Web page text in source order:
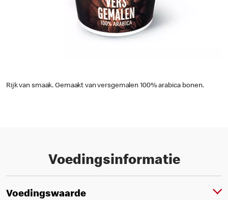
Rijk van smaak. Gemaakt van versgemalen 100% arabica bonen.
Voedingsinformatie
Voedingswaarde